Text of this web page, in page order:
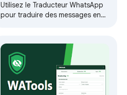
Utilisez le Traducteur WhatsApp
pour traduire des messages en